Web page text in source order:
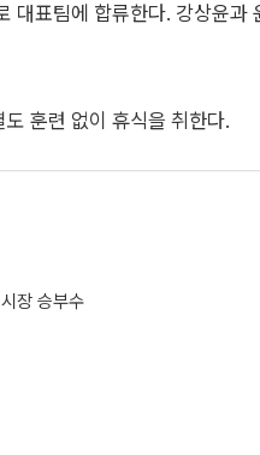
대표팀에 합류한다. 강상윤과
훈련 없이 휴식을 취한다.
장 승부수